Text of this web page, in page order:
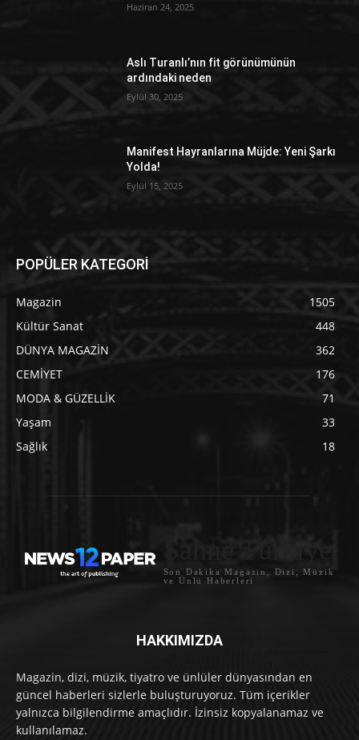
Haziran 24, 2025
Aslı Turanlı’nın fit görünümünün
ardındaki neden
Eylül 30, 2025
Manifest Hayranlarına Müjde: Yeni Şarkı
Yolda!
Eylül 15, 2025
POPÜLER KATEGORİ
Magazin
1505
Kültür Sanat
448
DÜNYA MAGAZİN
362
CEMİYET
176
MODA & GÜZELLİK
71
Yaşam
33
Sağlık
18
Sahne Türkiye
Son Dakika Magazin, Dizi, Müzik
ve Ünlü Haberleri
HAKKIMIZDA
Magazin, dizi, müzik, tiyatro ve ünlüler dünyasından en
güncel haberleri sizlerle buluşturuyoruz. Tüm içerikler
yalnızca bilgilendirme amaçlıdır. İzinsiz kopyalanamaz ve
kullanılamaz.